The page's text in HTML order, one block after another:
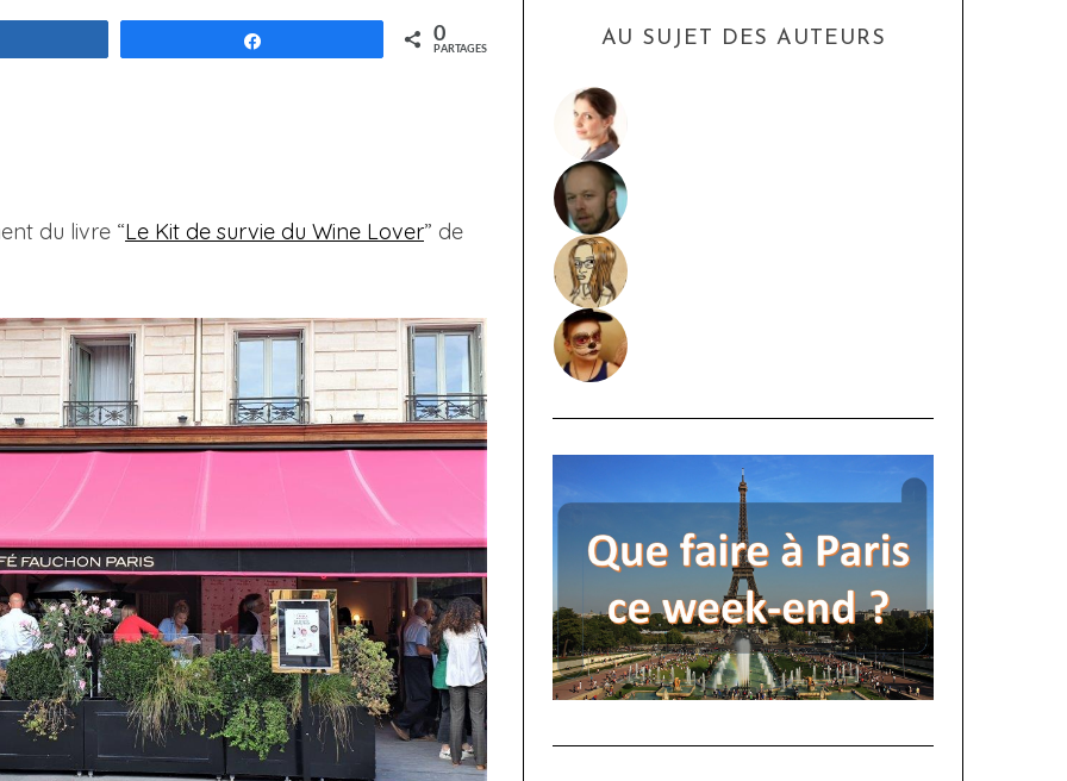
0
PARTAGES
du livre “Le Kit de survie du Wine Lover” de
AU SUJET DES AUTEURS